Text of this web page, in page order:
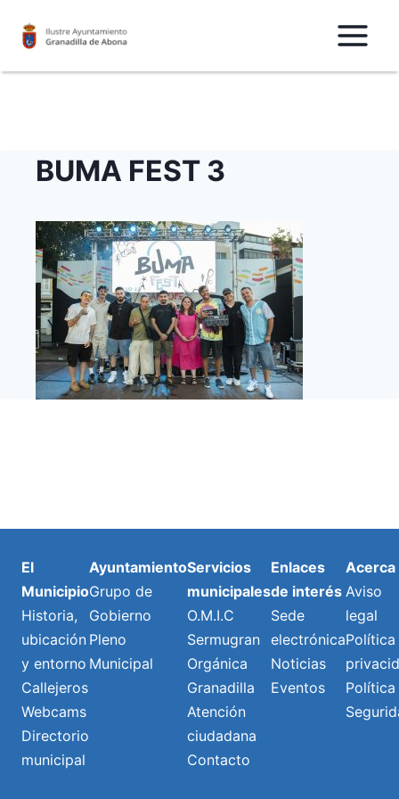
BUMA FEST 3
El
Municipio
Historia,
ubicación
y entorno
Callejeros
Webcams
Directorio
municipal
Ayuntamiento
Grupo de
Gobierno
Pleno
Municipal
Servicios
municipales
O.M.I.C
Sermugran
Orgánica
Granadilla
Atención
ciudadana
Contacto
Enlaces
de interés
Sede
electrónica
Noticias
Eventos
Acerca
Aviso
legal
Política
Política